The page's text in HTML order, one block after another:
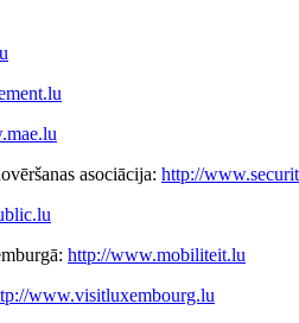
asociācija: http://
http://www.mobiliteit.lu
www.visitluxembourg.lu